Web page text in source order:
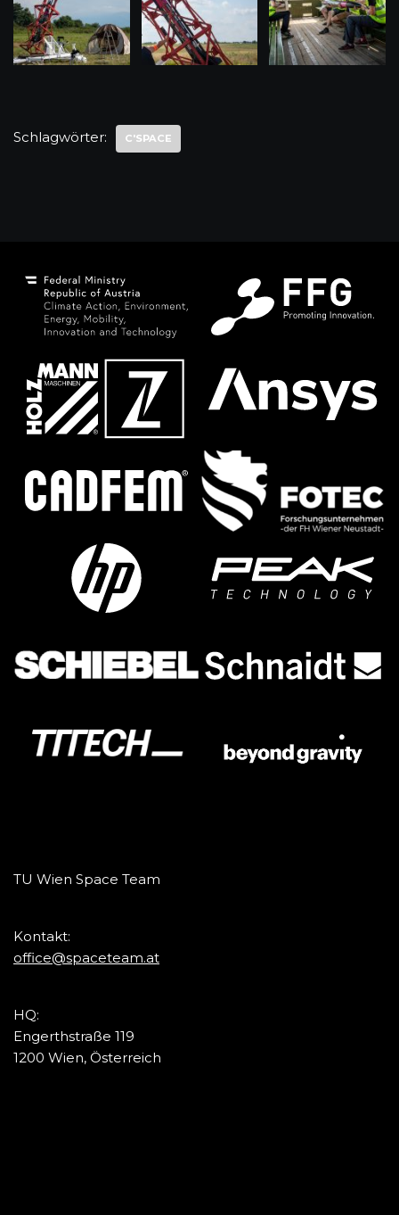
Schlagwörter: C'SPACE
TU Wien Space Team
Kontakt:
office@spaceteam.at
HQ:
Engerthstraße 119
1200 Wien, Österreich